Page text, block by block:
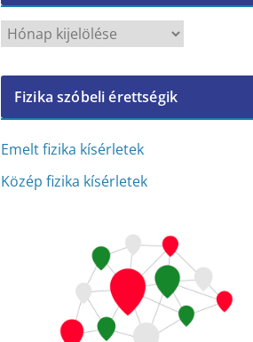
c
í
v
m
Fizika szóbeli érettségik
Emelt fizika kísérletek
Közép fizika kísérletek